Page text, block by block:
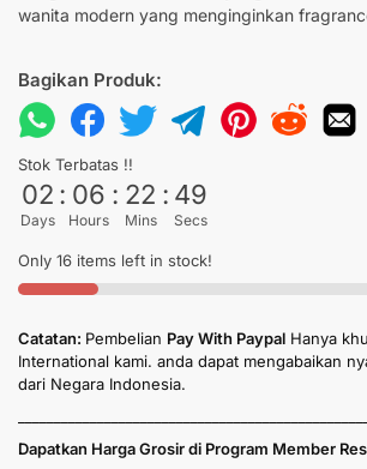
wanita modern yang menginginkan
Bagikan Produk:
Stok Terbatas !!
02
Days
: 06
Hours
: 22
Mins
: 49
Secs
Only 16 items left in stock!
Catatan: Pembelian Pay With Paypal Hanya
International kami. anda dapat mengabaikan
dari Negara Indonesia.
Dapatkan Harga Grosir di Program Member